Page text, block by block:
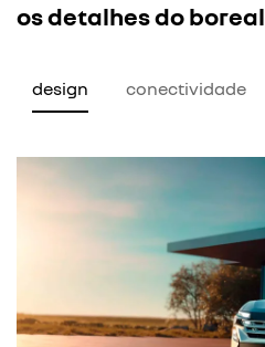
os detalhes do boreal
design conectividade